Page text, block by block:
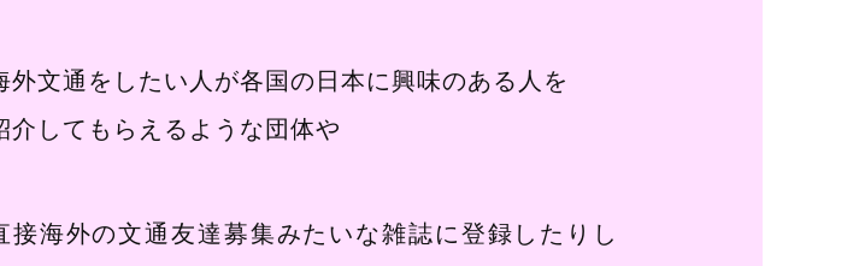
外文通をしたい人が各国の日本に興味のある人を
介してもらえるような団体や
接海外の文通友達募集みたいな雑誌に登録したりし